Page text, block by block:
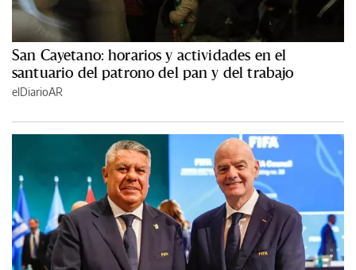
San Cayetano: horarios y actividades en el
santuario del patrono del pan y del trabajo
elDiarioAR